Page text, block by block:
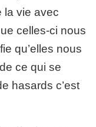
la vie avec
celles-ci nous
qu’elles nous
ce qui se
hasards c’est